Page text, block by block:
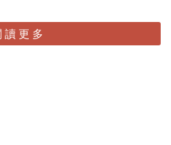
讀 更 多